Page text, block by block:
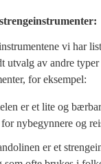
vi har
utvalg av andre typer
for eksempel:
er et lite og
nybegynnere og
er et